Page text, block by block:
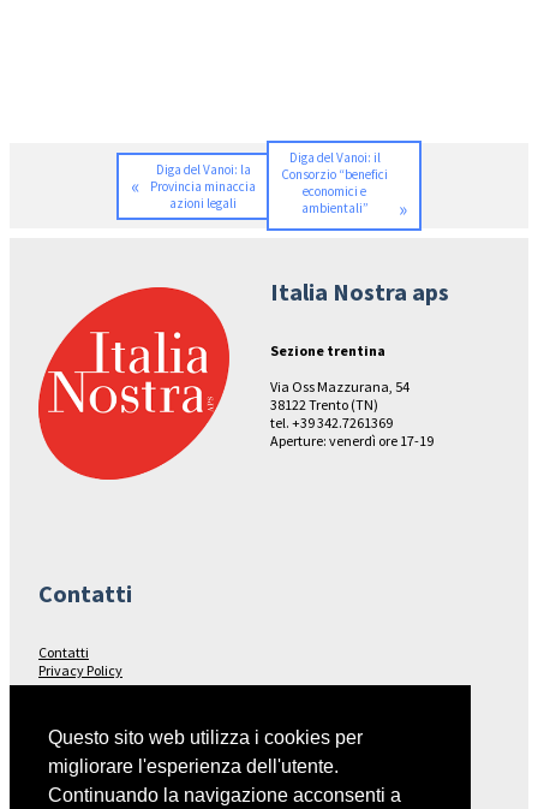
«
Diga del Vanoi: la
Provincia minaccia
azioni legali
Diga del Vanoi: il
Consorzio “benefici
economici e
ambientali”
»
Italia Nostra aps
Sezione trentina
Via Oss Mazzurana, 54
38122 Trento (TN)
tel. +39 342.7261369
Aperture: venerdì ore 17-19
Contatti
Contatti
Privacy Policy
Seguici su…
Facebook
Questo sito web utilizza i cookies per
migliorare l'esperienza dell'utente.
Continuando la navigazione acconsenti a